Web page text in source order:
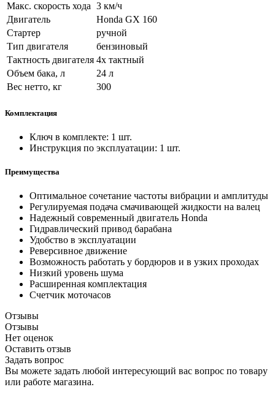
Макс. скорость хода 3 км/ч
Двигатель
Honda GX 160
Стартер
ручной
Тип двигателя
бензиновый
Тактность двигателя 4х тактный
Объем бака, л
24 л
Вес нетто, кг
300
Комплектация
Ключ в комплекте: 1 шт.
Инструкция по эксплуатации: 1 шт.
Преимущества
Оптимальное сочетание частоты вибрации и амплитуды
Регулируемая подача смачивающей жидкости на валец
Надежный современный двигатель Honda
Гидравлический привод барабана
Удобство в эксплуатации
Реверсивное движение
Возможность работать у бордюров и в узких проходах
Низкий уровень шума
Расширенная комплектация
Счетчик моточасов
Отзывы
Отзывы
Нет оценок
Оставить отзыв
Задать вопрос
Вы можете задать любой интересующий вас вопрос по товару
или работе магазина.